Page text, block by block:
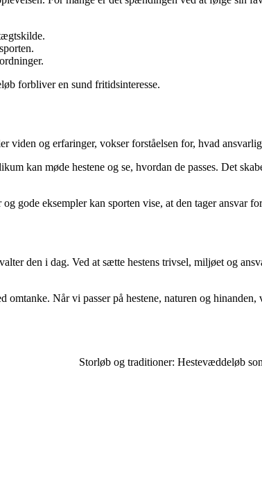
forbliver en sund fritidsinteresse.
og erfaringer, vokser forståelsen for, hvad ansvarlig
kan møde hestene og se, hvordan de passes. Det
gode eksempler kan sporten vise, at den tager ansvar
den i dag. Ved at sætte hestens trivsel, miljøet og
Når vi passer på hestene, naturen og hinanden,
Storløb og traditioner: Hestevæddeløb